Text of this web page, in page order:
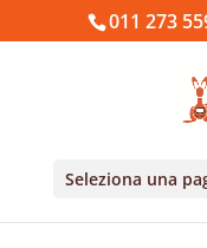
011 273
Seleziona una